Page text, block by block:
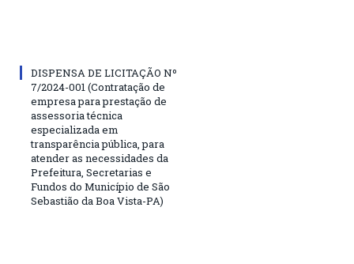
DISPENSA DE LICITAÇÃO Nº
7/2024-001 (Contratação de
empresa para prestação de
assessoria técnica
especializada em
transparência pública, para
atender as necessidades da
Prefeitura, Secretarias e
Fundos do Município de São
Sebastião da Boa Vista-PA)